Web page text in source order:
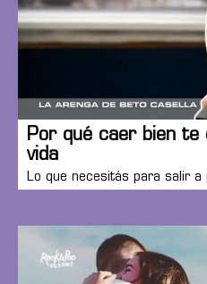
Por qué caer bien te
vida
Lo que necesitás para salir a